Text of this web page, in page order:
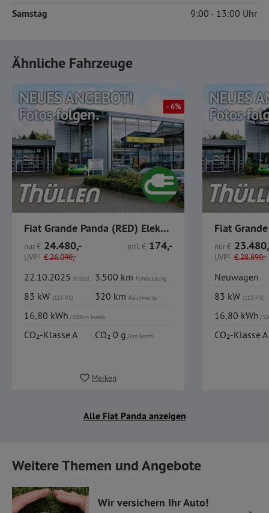
Samstag 9:00 13:00
Ähnliche Fahrzeuge
- 6%
Fiat Grande Panda (RED) Elektro
nur€ 24.480,-
UVP1 €26.090,-
mtl.€ 174,-
22.10.2025 Erstzul. 3.500 km Fahrleistung
83 kW (113 PS) 320 km Reichweite
16,80 kWh/100km komb.
CO₂-Klasse A CO₂ 0 g/km komb.
Merken
Fiat
nur€
UVP1 €28.890,-
Neuwagen
83 kW (113 PS)
16,80 kWh/
CO₂-Klasse A
Alle Fiat Panda anzeigen
Weitere Themen und Angebote
Wir versichern Ihr Auto!